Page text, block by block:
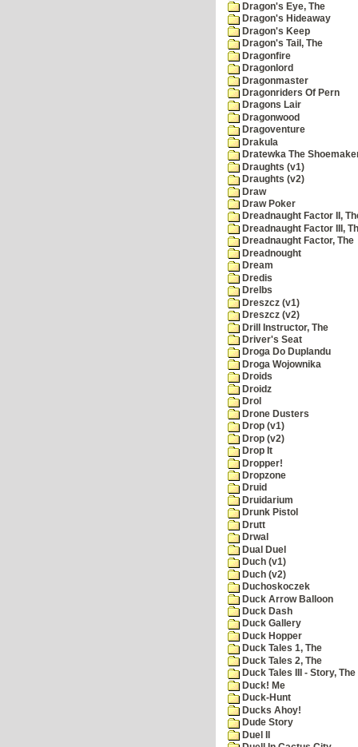
Dragon's Eye, The
Dragon's Hideaway
Dragon's Keep
Dragon's Tail, The
Dragonfire
Dragonlord
Dragonmaster
Dragonriders Of Pern
Dragons Lair
Dragonwood
Dragoventure
Drakula
Dratewka The
Draughts (v1)
Draughts (v2)
Draw
Draw Poker
Dreadnaught Factor II,
Dreadnaught Factor III,
Dreadnaught Factor, The
Dreadnought
Dream
Dredis
Drelbs
Dreszcz (v1)
Dreszcz (v2)
Drill Instructor, The
Driver's Seat
Droga Do Duplandu
Droga Wojownika
Droids
Droidz
Drol
Drone Dusters
Drop (v1)
Drop (v2)
Drop It
Dropper!
Dropzone
Druid
Druidarium
Drunk Pistol
Drutt
Drwal
Dual Duel
Duch (v1)
Duch (v2)
Duchoskoczek
Duck Arrow Balloon
Duck Dash
Duck Gallery
Duck Hopper
Duck Tales 1, The
Duck Tales 2, The
Duck Tales III - Story, The
Duck! Me
Duck-Hunt
Ducks Ahoy!
Dude Story
Duel II